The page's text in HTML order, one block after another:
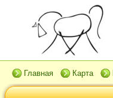
Главная Карта